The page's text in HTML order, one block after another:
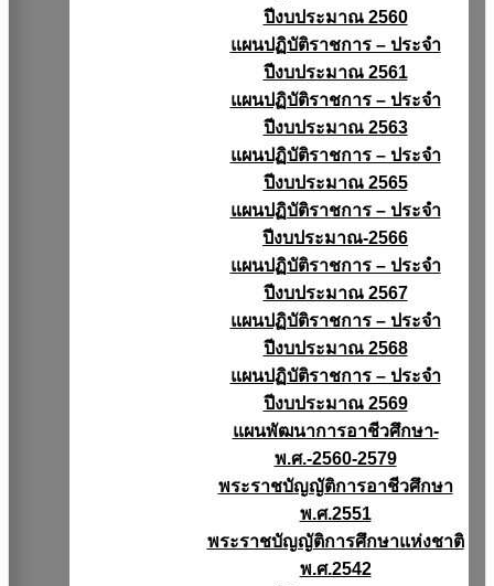
ปีงบประมาณ 2560
แผนปฏิบัติราชการ – ประจำ
ปีงบประมาณ 2561
แผนปฏิบัติราชการ – ประจำ
ปีงบประมาณ 2563
แผนปฏิบัติราชการ – ประจำ
ปีงบประมาณ 2565
แผนปฏิบัติราชการ – ประจำ
ปีงบประมาณ-2566
แผนปฏิบัติราชการ – ประจำ
ปีงบประมาณ 2567
แผนปฏิบัติราชการ – ประจำ
ปีงบประมาณ 2568
แผนปฏิบัติราชการ – ประจำ
ปีงบประมาณ 2569
แผนพัฒนาการอาชีวศึกษา-
พ.ศ.-2560-2579
พระราชบัญญัติการอาชีวศึกษา
พ.ศ.2551
พระราชบัญญัติการศึกษาแห่งชาติ
พ.ศ.2542